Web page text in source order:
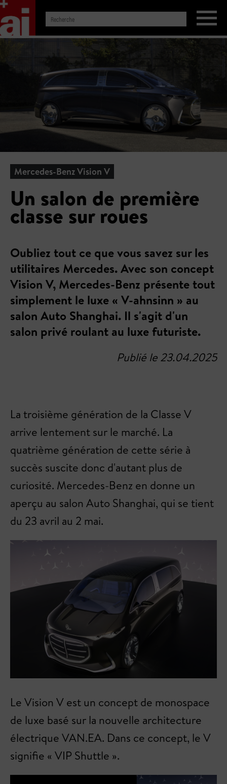
Mercedes-Benz Vision V
Un salon de première
classe sur roues
Oubliez tout ce que vous savez sur les
utilitaires Mercedes. Avec son concept
Vision V, Mercedes-Benz présente tout
simplement le luxe « V-ahnsinn » au
salon Auto Shanghai. Il s'agit d'un
salon privé roulant au luxe futuriste.
Publié le 23.04.2025
La troisième génération de la Classe V
arrive lentement sur le marché. La
quatrième génération de cette série à
succès suscite donc d'autant plus de
curiosité. Mercedes-Benz en donne un
aperçu au salon Auto Shanghai, qui se tient
du 23 avril au 2 mai.
Le Vision V est un concept de monospace
de luxe basé sur la nouvelle architecture
électrique VAN.EA. Dans ce concept, le V
signifie « VIP Shuttle ».